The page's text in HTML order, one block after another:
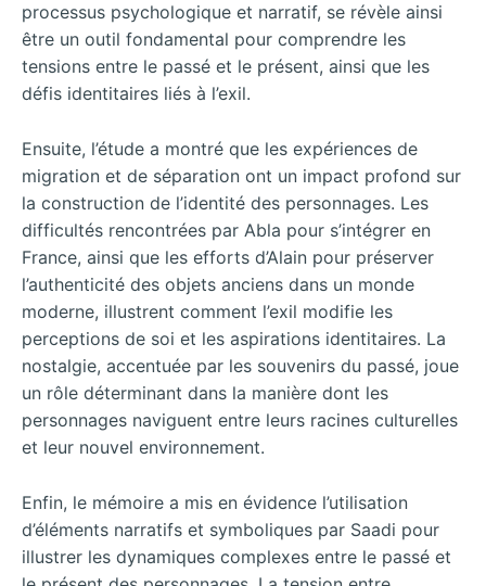
processus psychologique et narratif, se révèle ainsi
être un outil fondamental pour comprendre les
tensions entre le passé et le présent, ainsi que les
défis identitaires liés à l’exil.
Ensuite, l’étude a montré que les expériences de
migration et de séparation ont un impact profond sur
la construction de l’identité des personnages. Les
difficultés rencontrées par Abla pour s’intégrer en
France, ainsi que les efforts d’Alain pour préserver
l’authenticité des objets anciens dans un monde
moderne, illustrent comment l’exil modifie les
perceptions de soi et les aspirations identitaires. La
nostalgie, accentuée par les souvenirs du passé, joue
un rôle déterminant dans la manière dont les
personnages naviguent entre leurs racines culturelles
et leur nouvel environnement.
Enfin, le mémoire a mis en évidence l’utilisation
d’éléments narratifs et symboliques par Saadi pour
illustrer les dynamiques complexes entre le passé et